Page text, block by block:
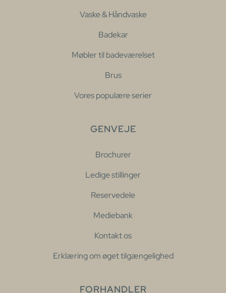
Vaske & Håndvaske
Badekar
Møbler til badeværelset
Brus
Vores populære serier
GENVEJE
Brochurer
Ledige stillinger
Reservedele
Mediebank
Kontakt os
Erklæring om øget tilgængelighed
FORHANDLER